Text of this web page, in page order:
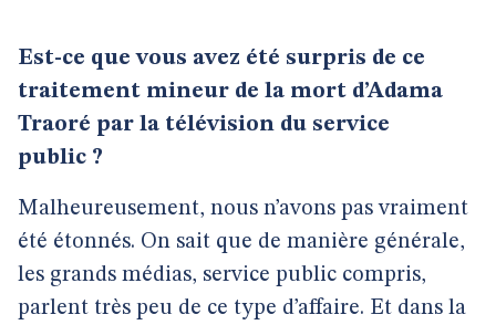
Est-ce que vous avez été surpris de ce
traitement mineur de la mort d’Adama
Traoré par la télévision du service
public ?
Malheureusement, nous n’avons pas vraiment
été étonnés. On sait que de manière générale,
les grands médias, service public compris,
parlent très peu de ce type d’affaire. Et dans la